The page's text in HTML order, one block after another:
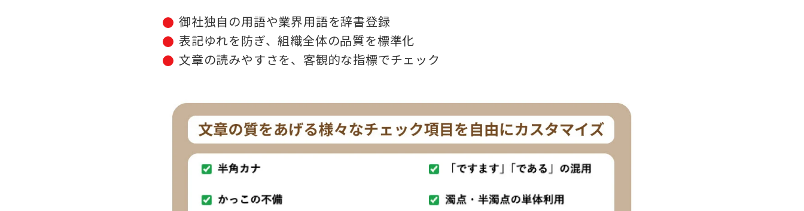
御社独自の用語や業界用語を辞書登録
表記ゆれを防ぎ、組織全体の品質を標準化
文章の読みやすさを、客観的な指標でチェック